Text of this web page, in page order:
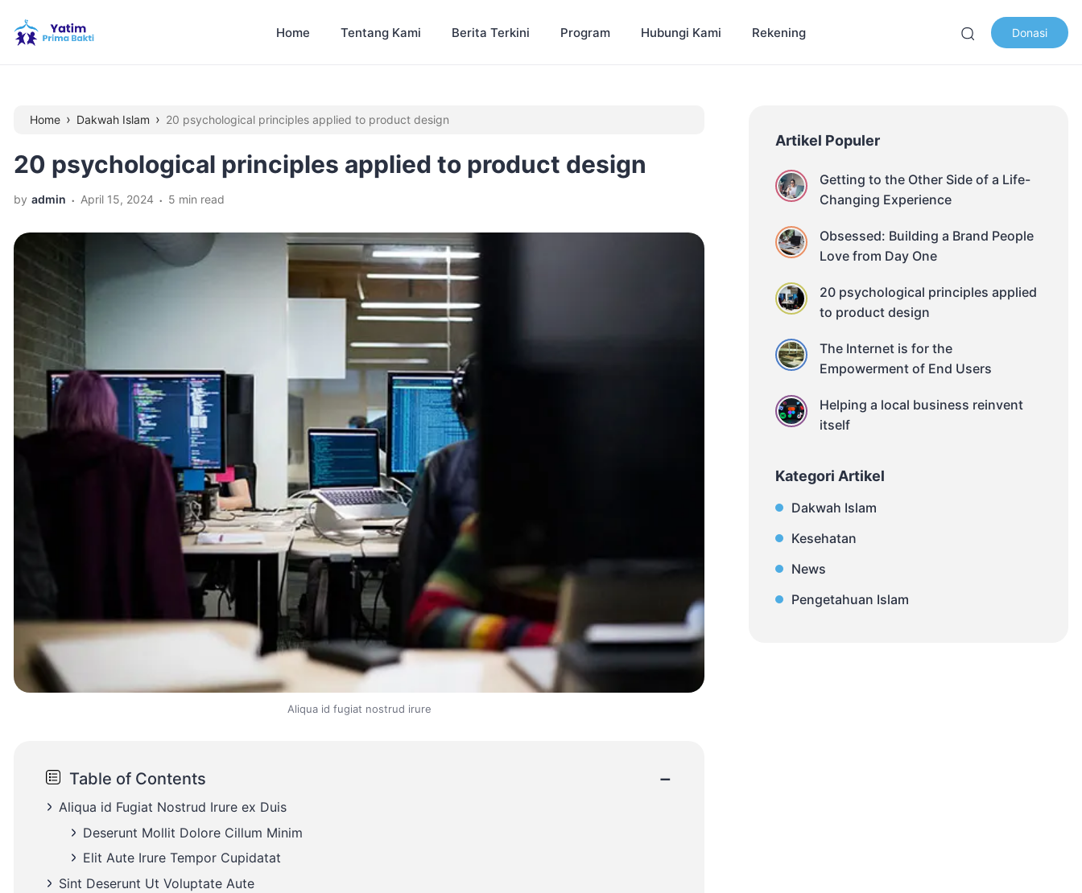
Donasi
Home Tentang Kami Berita Terkini Program Hubungi Kami Rekening
Home › Dakwah Islam › 20 psychological principles applied to product design
20 psychological principles applied to product design
by admin . April 15, 2024 . 5 min read
Aliqua id fugiat nostrud irure
Table of Contents −
Aliqua id Fugiat Nostrud Irure ex Duis
Deserunt Mollit Dolore Cillum Minim
Elit Aute Irure Tempor Cupidatat
Sint Deserunt Ut Voluptate Aute
Artikel Populer
Getting to the Other Side of a Life-
Changing Experience
Obsessed: Building a Brand People
Love from Day One
20 psychological principles applied
to product design
The Internet is for the
Empowerment of End Users
Helping a local business reinvent
itself
Kategori Artikel
Dakwah Islam
Kesehatan
News
Pengetahuan Islam